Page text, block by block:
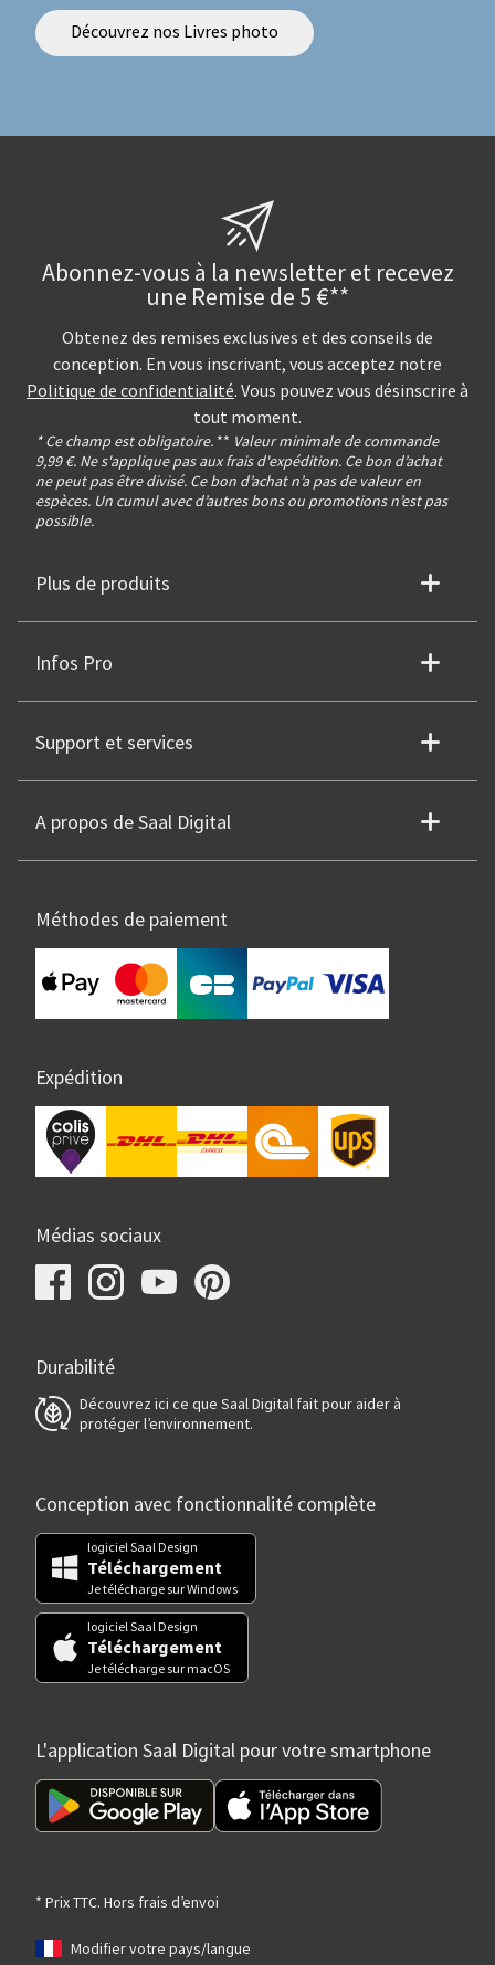
Découvrez nos Livres photo
Abonnez-vous à la newsletter et recevez
une Remise de 5 €**
Obtenez des remises exclusives et des conseils de
conception. En vous inscrivant, vous acceptez notre
Politique de confidentialité. Vous pouvez vous désinscrire à
tout moment.
* Ce champ est obligatoire. ** Valeur minimale de commande
9,99 €. Ne s'applique pas aux frais d'expédition. Ce bon d’achat
ne peut pas être divisé. Ce bon d’achat n’a pas de valeur en
espèces. Un cumul avec d’autres bons ou promotions n’est pas
possible.
Plus de produits
Infos Pro
Support et services
A propos de Saal Digital
Méthodes de paiement
Expédition
Médias sociaux
Durabilité
Découvrez ici ce que Saal Digital fait pour aider à
protéger l’environnement.
Conception avec fonctionnalité complète
logiciel Saal Design
Téléchargement
Je télécharge sur Windows
logiciel Saal Design
Téléchargement
Je télécharge sur macOS
L'application Saal Digital pour votre smartphone
* Prix TTC. Hors frais d’envoi
Modifier votre pays/langue